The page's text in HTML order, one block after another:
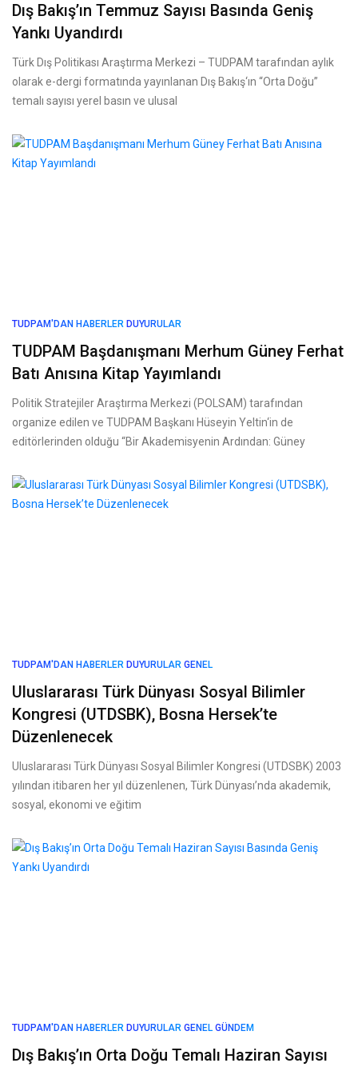
Dış Bakış’ın Temmuz Sayısı Basında Geniş
Yankı Uyandırdı
Türk Dış Politikası Araştırma Merkezi – TUDPAM tarafından aylık
olarak e-dergi formatında yayınlanan Dış Bakış‘ın “Orta Doğu”
temalı sayısı yerel basın ve ulusal
TUDPAM'DAN HABERLER DUYURULAR
TUDPAM Başdanışmanı Merhum Güney Ferhat
Batı Anısına Kitap Yayımlandı
Politik Stratejiler Araştırma Merkezi (POLSAM) tarafından
organize edilen ve TUDPAM Başkanı Hüseyin Yeltin‘in de
editörlerinden olduğu “Bir Akademisyenin Ardından: Güney
TUDPAM'DAN HABERLER DUYURULAR GENEL
Uluslararası Türk Dünyası Sosyal Bilimler
Kongresi (UTDSBK), Bosna Hersek’te
Düzenlenecek
Uluslararası Türk Dünyası Sosyal Bilimler Kongresi (UTDSBK) 2003
yılından itibaren her yıl düzenlenen, Türk Dünyası’nda akademik,
sosyal, ekonomi ve eğitim
TUDPAM'DAN HABERLER DUYURULAR GENEL GÜNDEM
Dış Bakış’ın Orta Doğu Temalı Haziran Sayısı